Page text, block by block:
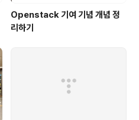
Openstack 기여 기념 개념 정
리하기